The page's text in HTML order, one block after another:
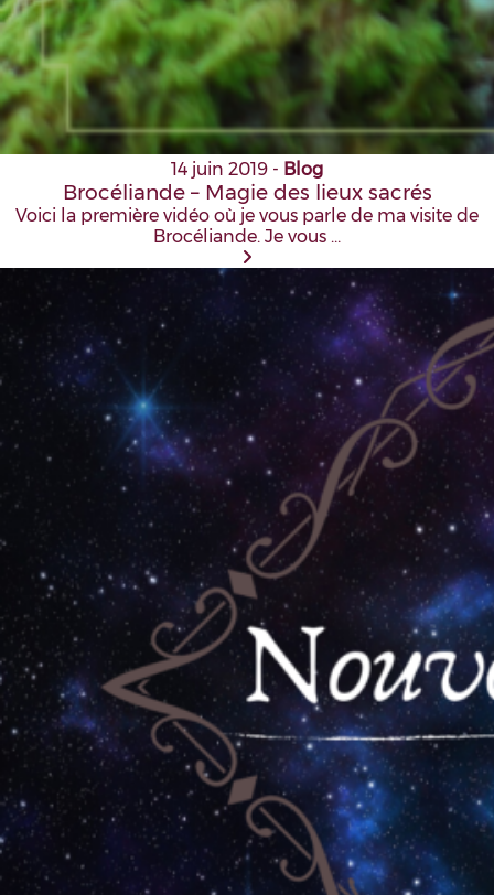
14 juin 2019 - Blog
Brocéliande – Magie des lieux sacrés
Voici la première vidéo où je vous parle de ma visite de
Brocéliande. Je vous …